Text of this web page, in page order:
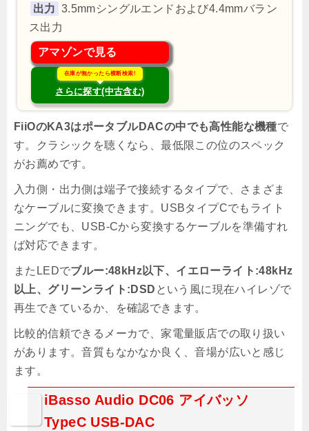
出力 3.5mmシングルエンドおよび4.4mmバラン
ス出力
アマゾンで見る
在庫が無かったら横断検索!
さらに探す(中古含む)
FiiOのKA3はポータブルDACの中でも高性能な機種で
す。クラシックを聴くなら、最低限この位のスペック
がお薦めです。
入力側・出力側は端子で接続するタイプで、さまざま
なケーブルに変換できます。USBタイプCでもライト
ニングでも、USB-Cから変換するケーブルを準備すれ
ば対応できます。
またLEDでブルー:48kHz以下、イエローライト:48kHz
以上、グリーンライト:DSD という風に現在ハイレゾで
再生できているか、を確認できます。
比較的信頼できるメーカで、家電量販店での取り扱い
があります。音質もなかなか良く、音場が広いと感じ
ます。
iBasso Audio DC06 アイバッソ
TypeC USB-DAC